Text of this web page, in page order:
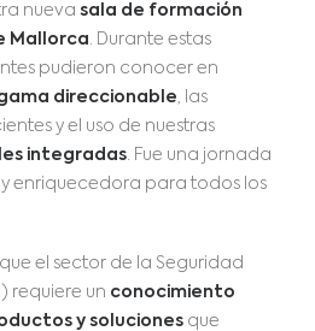
nueva sala de formación
Mallorca. Durante estas
pudieron conocer en
direccionable, las
y el uso de nuestras
integradas. Fue una jornada
enriquecedora para todos los
el sector de la Seguridad
requiere un conocimiento
y soluciones que